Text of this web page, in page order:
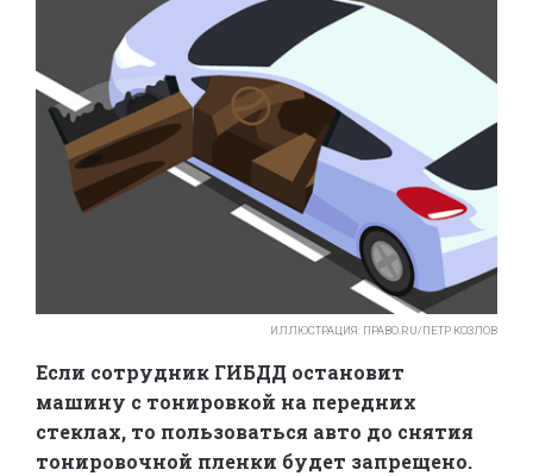
ИЛЛЮСТРАЦИЯ: ПРАВО.RU/ПЕТР КОЗЛОВ
Если сотрудник ГИБДД остановит
машину с тонировкой на передних
стеклах, то пользоваться авто до снятия
тонировочной пленки будет запрещено.